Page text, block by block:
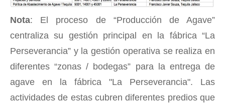
Nota: El proceso de “Producción de Agave”
centraliza su gestión principal en la fábrica “La
Perseverancia” y la gestión operativa se realiza en
diferentes “zonas / bodegas” para la entrega de
agave en la fábrica "La Perseverancia". Las
actividades de estas cubren diferentes predios que